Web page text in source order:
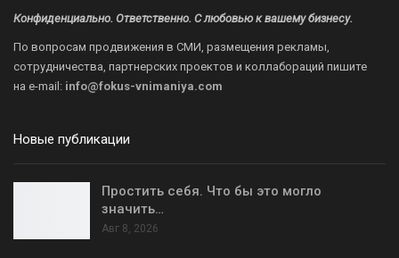
Конфиденциально. Ответственно. С любовью к вашему бизнесу.
По вопросам продвижения в СМИ, размещения рекламы,
сотрудничества, партнерских проектов и коллабораций пишите
на e-mail: info@fokus-vnimaniya.com
Новые публикации
Простить себя. Что бы это могло
значить…
Авг 8, 2026